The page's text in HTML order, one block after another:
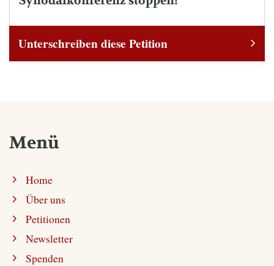
Unterschreiben diese Petition
Menü
Home
Über uns
Petitionen
Newsletter
Spenden